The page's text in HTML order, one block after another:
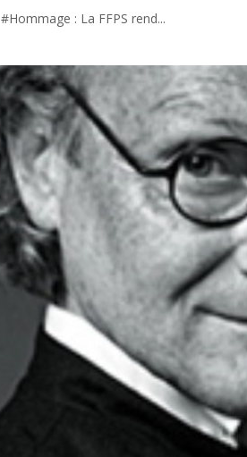
#Hommage : La FFPS rend...